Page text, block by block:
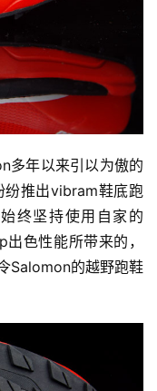
多年以来引以为傲的
纷推出vibram鞋底跑
终坚持使用自家的
色性能所带来的，
Salomon的越野跑鞋